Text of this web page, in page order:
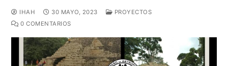
IHAH 30 MAYO, 2023
PROYECTOS
0 COMENTARIOS